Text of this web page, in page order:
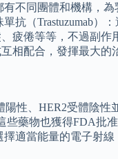
不同團體和機構，
抗（Trastuzumab
疲倦等等，不過副
相配合，發揮最大的
性、HER2受體陰
藥物也獲得FDA批
適當能量的電子射